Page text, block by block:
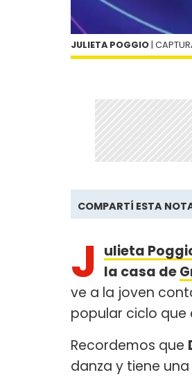
JULIETA POGGIO |
COMPARTÍ ESTA
J ulieta
la casa de
ve a la joven
popular ciclo que
Recordemos que
danza y tiene